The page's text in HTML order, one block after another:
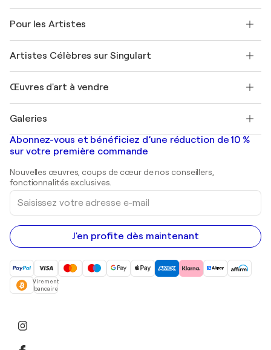
Offrir une carte cadeau
Rejoignez notre programme commercial
Mon compte
+33 1 76 44 06 42
FAQ
Magazine Singulart
Emplois
Découvrez une sélection d'art original
Pour les Artistes
Se connecter en tant qu'Artiste
Artistes Célèbres sur Singulart
Marc Chagall
Banksy
Mr. Brainwash
Shepard Fairey
Œuvres d'art à vendre
Tableaux abstraits à vendre
Peintures de paysage
Estampes
Peintures acryliques
Galeries
Galeries d'art en France
Galeries d'art en Belgique
Abonnez-vous et bénéficiez d’une réduction de 10 %
sur votre première commande
Nouvelles œuvres, coups de cœur de nos conseillers,
fonctionnalités exclusives.
Saisissez
votre
adresse
e-
mail
J'en profite dès maintenant
Virement
bancaire